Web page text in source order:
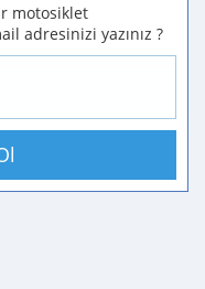
motosiklet
adresinizi yazınız ?